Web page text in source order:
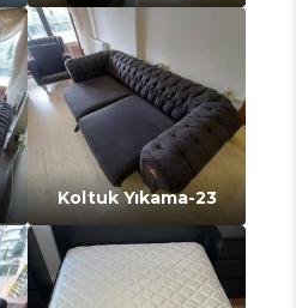
Koltuk Yıkama-23